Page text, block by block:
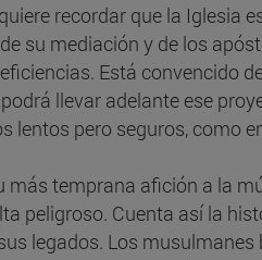
recordar que la Iglesia
su mediación y de los
Está convencido
llevar adelante ese
lentos pero seguros, como
más temprana afición a la
peligroso. Cuenta así la
legados. Los